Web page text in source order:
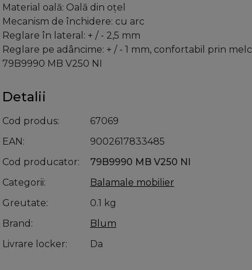
Material oală: Oală din oţel
Mecanism de închidere: cu arc
Reglare în lateral: + / - 2,5 mm
Reglare pe adâncime: + / - 1 mm, confortabil prin melc
79B9990 MB V250 NI
Detalii
Cod produs
67069
EAN
9002617833485
Cod producator
79B9990 MB V250 NI
Categorii
Balamale mobilier
Greutate
0.1 kg
Brand
Blum
Livrare locker
Da